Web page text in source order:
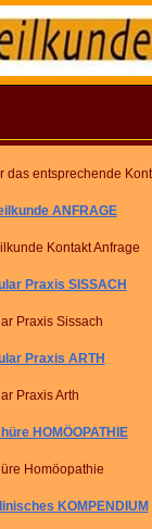
das entsprechende
ANFRAGE
Kontakt Anfrage
Praxis SISSACH
Praxis Sissach
Praxis ARTH
Praxis Arth
HOMÖOPATHIE
Homöopathie
KOMPENDIUM